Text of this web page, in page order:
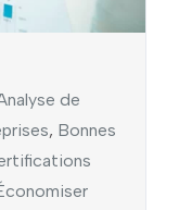
de
, Bonnes